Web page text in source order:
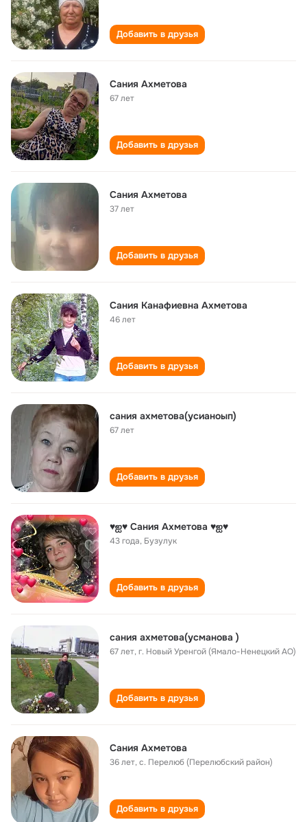
Добавить в друзья
Сания Ахметова
67 лет
Добавить в друзья
Сания Ахметова
37 лет
Добавить в друзья
Сания Канафиевна Ахметова
46 лет
Добавить в друзья
сания ахметова(усианоып)
67 лет
Добавить в друзья
♥ஐ♥ Сания Ахметова ♥ஐ♥
43 года, Бузулук
Добавить в друзья
сания ахметова(усманова )
67 лет,г. Новый Уренгой (Ямало-Ненецкий АО)
Добавить в друзья
Сания Ахметова
36 лет,с. Перелюб (Перелюбский район)
Добавить в друзья